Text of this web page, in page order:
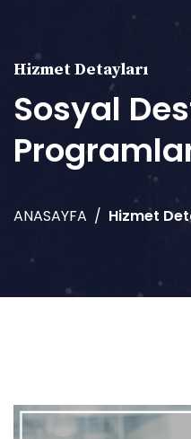
Hizmet Detayları
Sosyal
ANASAYFA Hizmet